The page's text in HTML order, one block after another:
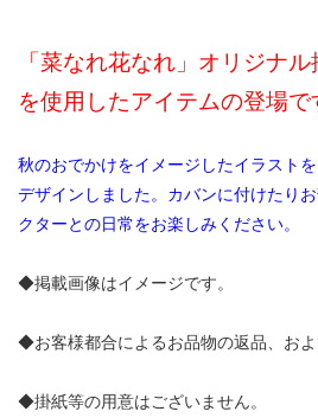
「菜なれ花なれ」オリジナ
を使用したアイテムの登場で
秋のおでかけをイメージしたイラスト
デザインしました。カバンに付けたり
クターとの日常をお楽しみください。
◆掲載画像はイメージです。
◆お客様都合によるお品物の返品、およ
◆掛紙等の用意はございません。